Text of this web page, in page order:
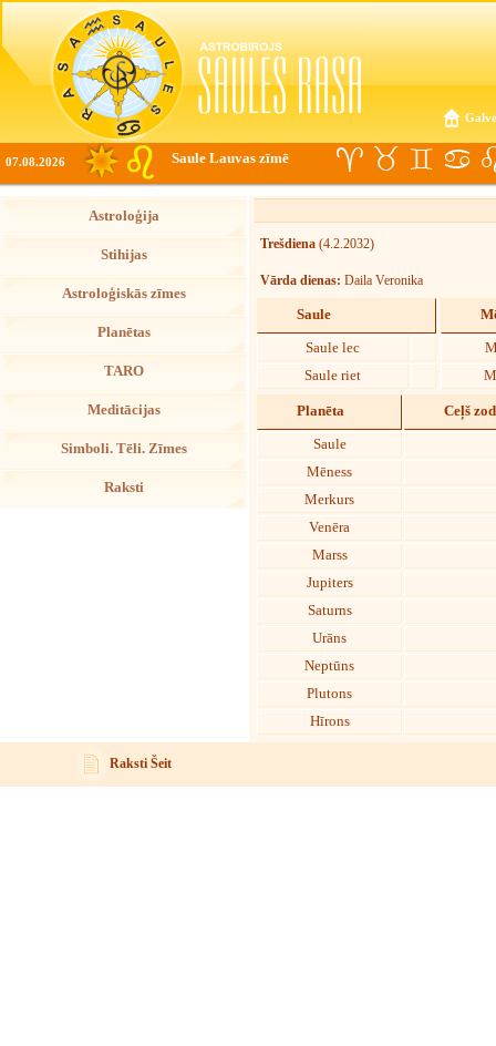
07.08.2026 Saule Lauvas zīmē
Astroloģija
Stihijas
Astroloģiskās zīmes
Planētas
TARO
Meditācijas
Simboli. Tēli. Zīmes
Raksti
Trešdiena (4.2.2032)
Vārda dienas: Daila Veronika
Saule
Saule lec
Saule riet
Planēta Ceļš
Saule
Mēness
Merkurs
Venēra
Marss
Jupiters
Saturns
Urāns
Neptūns
Plutons
Hīrons
Raksti Šeit